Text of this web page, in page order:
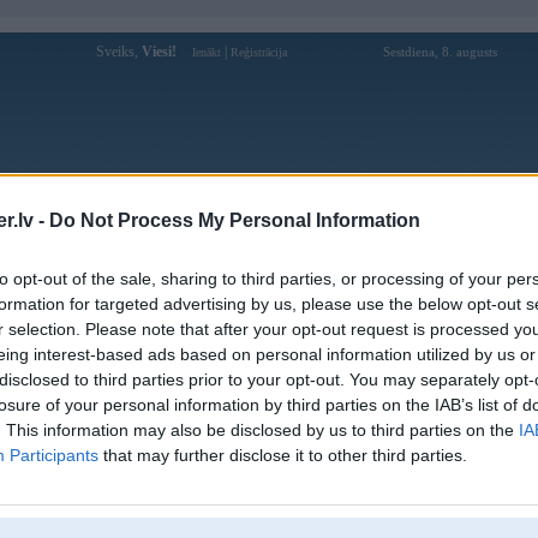
- Do Not Process My Personal Information
opt-out of the sale, sharing to third parties, or processing of your
for targeted advertising by us, please use the below opt-out
selection. Please note that after your opt-out request is processed
interest-based ads based on personal information utilized by us
to third parties prior to your opt-out. You may separately
of your personal information by third parties on the IAB’s list of
This information may also be disclosed by us to third parties on the
Participants that may further disclose it to other third parties.
Sveiks, Viesi! Ienākt Reģistrācija Sestdiena, 8. augusts
Forums Galerijas Reģistrācija Lietotāji
Lietotāja rusons profils
Pēdējo reizi manīts: 06. Dec 2012, 22:36
Lietotājvārds:
rusons
Ziņojumi forumā:
12
[Pēdējie ziņojumi forumā]